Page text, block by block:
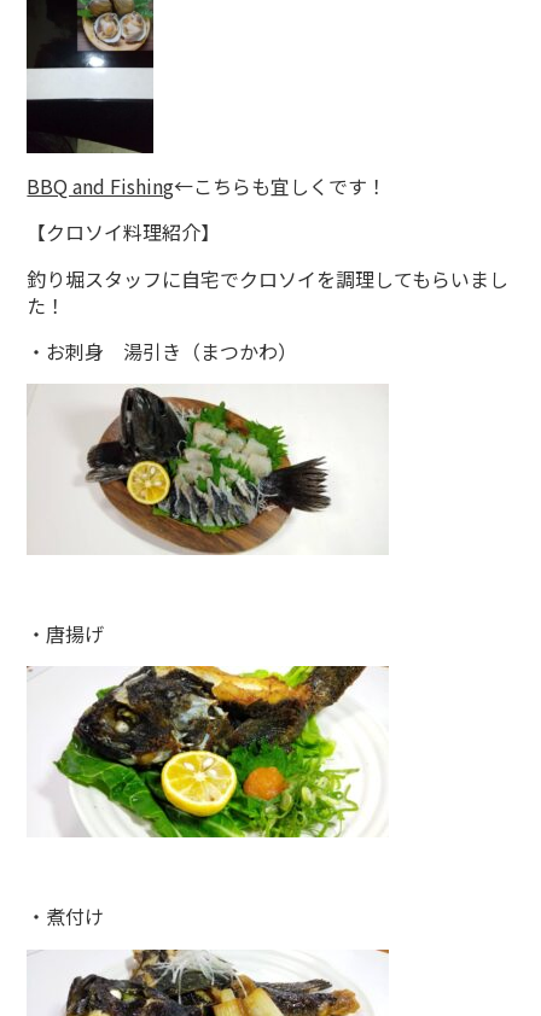
BBQ and Fishing←こちらも宜しくです！
【クロソイ料理紹介】
釣り堀スタッフに自宅でクロソイを調理してもらいまし
た！
・お刺身 湯引き（まつかわ）
・唐揚げ
・煮付け